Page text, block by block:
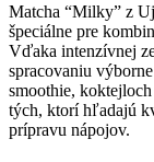
Matcha “Milky” z
špeciálne pre
Vďaka intenzívnej
spracovaniu
smoothie,
tých, ktorí hľadajú
prípravu nápojov.